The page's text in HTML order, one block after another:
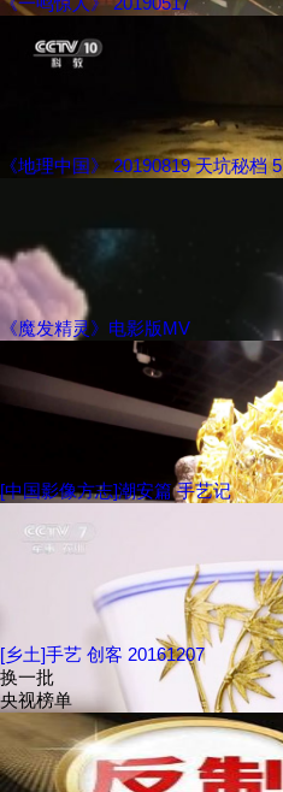
《地理中国》 20190819 天坑秘档 5
《魔发精灵》电影版MV
[中国影像方志]潮安篇 手艺记
[乡土]手艺 创客 20161207
换一批
央视榜单